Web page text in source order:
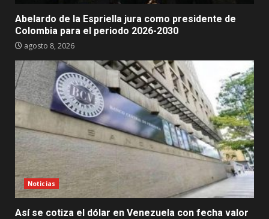
Abelardo de la Espriella jura como presidente de
Colombia para el periodo 2026-2030
agosto 8, 2026
Noticias
Así se cotiza el dólar en Venezuela con fecha valor